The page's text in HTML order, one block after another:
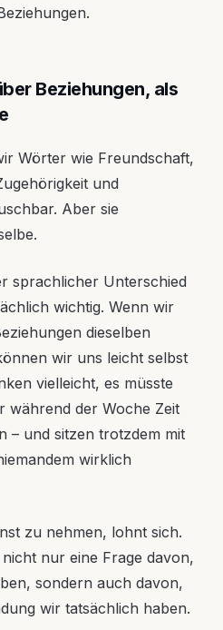
Beziehungen, als
Wörter wie Freundschaft,
und
Aber sie
sprachlicher Unterschied
wichtig. Wenn wir
dieselben
wir uns leicht selbst
vielleicht, es müsste
während der Woche Zeit
– und sitzen trotzdem mit
wirklich
zu nehmen, lohnt sich.
nur eine Frage davon,
sondern auch davon,
wir tatsächlich haben.